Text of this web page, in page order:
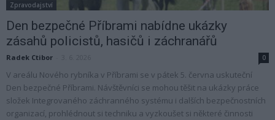
Zpravodajství
Den bezpečné Příbrami nabídne ukázky
zásahů policistů, hasičů i záchranářů
Radek Ctibor 0
V areálu Nového rybníka v Příbrami se v pátek 5. června uskuteční
Den bezpečné Příbrami. Návštěvníci se mohou těšit na ukázky práce
složek Integrovaného záchranného systému i dalších bezpečnostních
organizací, prohlédnout si techniku a vyzkoušet si některé činnosti